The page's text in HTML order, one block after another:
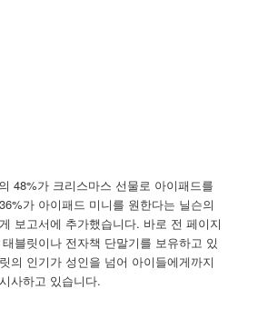
48%가 크리스마스 선물로 아이패드를
가 아이패드 미니를 원한다는 닐슨의
보고서에 추가했습니다. 바로 전 페이지
블릿이나 전자책 단말기를 보유하고 있
의 인기가 성인을 넘어 아이들에게까지
사하고 있습니다.